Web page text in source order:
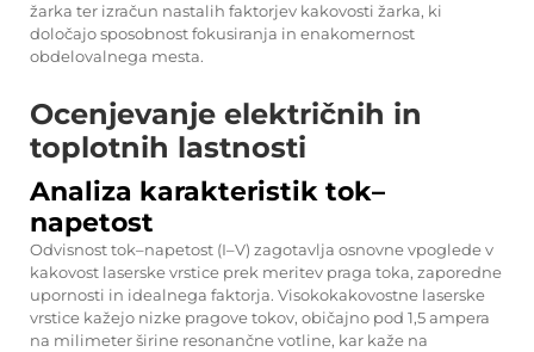
žarka ter izračun nastalih faktorjev kakovosti žarka, ki
določajo sposobnost fokusiranja in enakomernost
obdelovalnega mesta.
Ocenjevanje električnih in
toplotnih lastnosti
Analiza karakteristik tok–
napetost
Odvisnost tok–napetost (I–V) zagotavlja osnovne vpoglede v
kakovost laserske vrstice prek meritev praga toka, zaporedne
upornosti in idealnega faktorja. Visokokakovostne laserske
vrstice kažejo nizke pragove tokov, običajno pod 1,5 ampera
na milimeter širine resonančne votline, kar kaže na